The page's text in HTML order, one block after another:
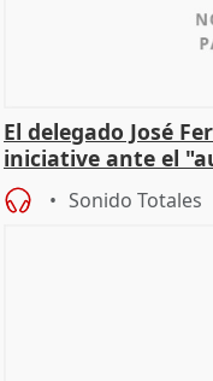
El delegado José
iniciative ante el
hogar en Madri
Sonido Totales